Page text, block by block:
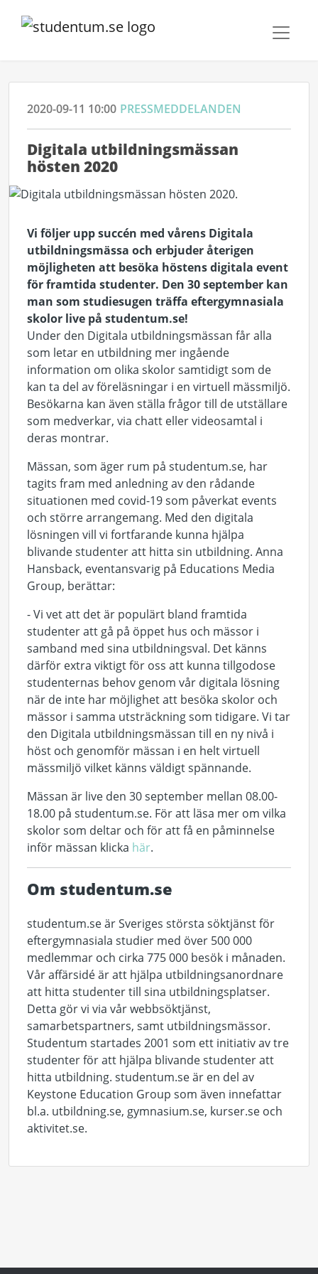
2020-09-11 10:00 PRESSMEDDELANDEN
Digitala utbildningsmässan
hösten 2020
Vi följer upp succén med vårens Digitala
utbildningsmässa och erbjuder återigen
möjligheten att besöka höstens digitala event
för framtida studenter. Den 30 september kan
man som studiesugen träffa eftergymnasiala
skolor live på studentum.se!
Under den Digitala utbildningsmässan får alla
som letar en utbildning mer ingående
information om olika skolor samtidigt som de
kan ta del av föreläsningar i en virtuell mässmiljö.
Besökarna kan även ställa frågor till de utställare
som medverkar, via chatt eller videosamtal i
deras montrar.
Mässan, som äger rum på studentum.se, har
tagits fram med anledning av den rådande
situationen med covid-19 som påverkat events
och större arrangemang. Med den digitala
lösningen vill vi fortfarande kunna hjälpa
blivande studenter att hitta sin utbildning. Anna
Hansback, eventansvarig på Educations Media
Group, berättar:
- Vi vet att det är populärt bland framtida
studenter att gå på öppet hus och mässor i
samband med sina utbildningsval. Det känns
därför extra viktigt för oss att kunna tillgodose
studenternas behov genom vår digitala lösning
när de inte har möjlighet att besöka skolor och
mässor i samma utsträckning som tidigare. Vi tar
den Digitala utbildningsmässan till en ny nivå i
höst och genomför mässan i en helt virtuell
mässmiljö vilket känns väldigt spännande.
Mässan är live den 30 september mellan 08.00-
18.00 på studentum.se. För att läsa mer om vilka
skolor som deltar och för att få en påminnelse
inför mässan klicka här.
Om studentum.se
studentum.se är Sveriges största söktjänst för
eftergymnasiala studier med över 500 000
medlemmar och cirka 775 000 besök i månaden.
Vår affärsidé är att hjälpa utbildningsanordnare
att hitta studenter till sina utbildningsplatser.
Detta gör vi via vår webbsöktjänst,
samarbetspartners, samt utbildningsmässor.
Studentum startades 2001 som ett initiativ av tre
studenter för att hjälpa blivande studenter att
hitta utbildning. studentum.se är en del av
Keystone Education Group som även innefattar
bl.a. utbildning.se, gymnasium.se, kurser.se och
aktivitet.se.